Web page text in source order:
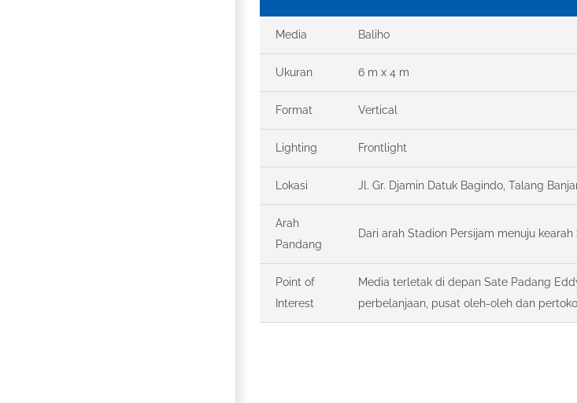
Media Baliho
Ukuran 6 m x 4 m
Format Vertical
Lighting Frontlight
Lokasi Jl. Gr. Djamin Datuk Bagindo, Talang
Arah
Pandang
Dari arah Stadion Persijam menuju
Point of
Interest
Media terletak di depan Sate Padang
perbelanjaan, pusat oleh-oleh dan